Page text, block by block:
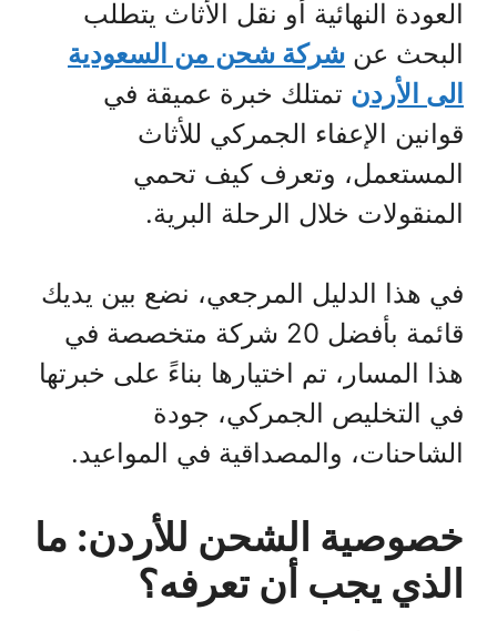
العودة النهائية أو نقل الأثاث يتطلب
البحث عن شركة شحن من السعودية
الى الأردن تمتلك خبرة عميقة في
قوانين الإعفاء الجمركي للأثاث
المستعمل، وتعرف كيف تحمي
المنقولات خلال الرحلة البرية.
في هذا الدليل المرجعي، نضع بين يديك
قائمة بأفضل 20 شركة متخصصة في
هذا المسار، تم اختيارها بناءً على خبرتها
في التخليص الجمركي، جودة
الشاحنات، والمصداقية في المواعيد.
خصوصية الشحن للأردن: ما
الذي يجب أن تعرفه؟